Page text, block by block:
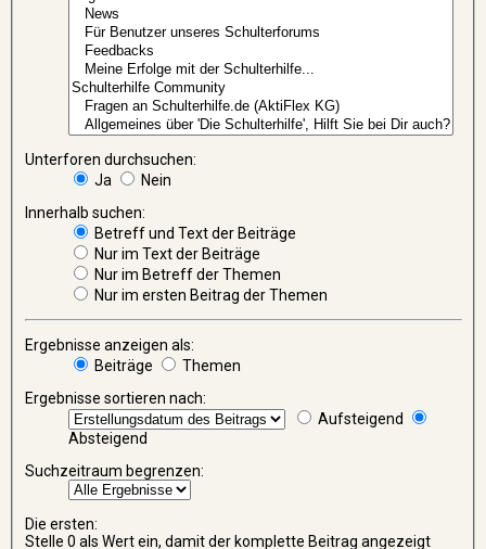
Unterforen durchsuchen:
Ja
Nein
Innerhalb suchen:
Betreff und Text der Beiträge
Nur im Text der Beiträge
Nur im Betreff der Themen
Nur im ersten Beitrag der Themen
Ergebnisse anzeigen als:
Beiträge
Themen
Ergebnisse sortieren nach:
Aufsteigend
Absteigend
Suchzeitraum begrenzen:
Die ersten:
Stelle 0 als Wert ein, damit der komplette Beitrag angezeigt